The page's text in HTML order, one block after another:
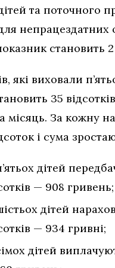
та поточного
непрацездатних
становить
які виховали
35
місяць. За кожну
і сума
дітей
— 908 гривень;
дітей
— 934 гривні;
дітей